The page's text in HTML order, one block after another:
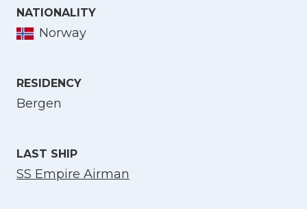
NATIONALITY
Norway
RESIDENCY
Bergen
LAST SHIP
SS Empire Airman
Select Language
Norsk bokmål